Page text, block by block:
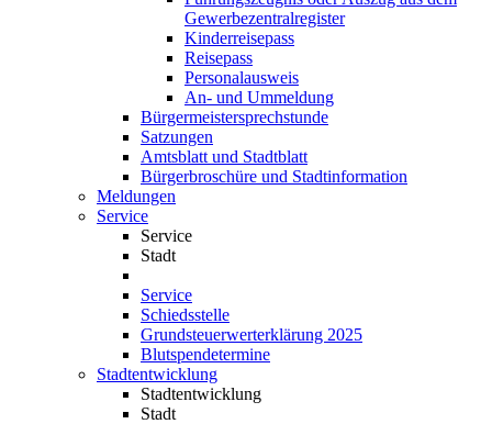
Gewerbezentralregister
Kinderreisepass
Reisepass
Personalausweis
An- und Ummeldung
Bürgermeistersprechstunde
Satzungen
Amtsblatt und Stadtblatt
Bürgerbroschüre und Stadtinformation
Meldungen
Service
Service
Stadt
Service
Schiedsstelle
Grundsteuerwerterklärung 2025
Blutspendetermine
Stadtentwicklung
Stadtentwicklung
Stadt